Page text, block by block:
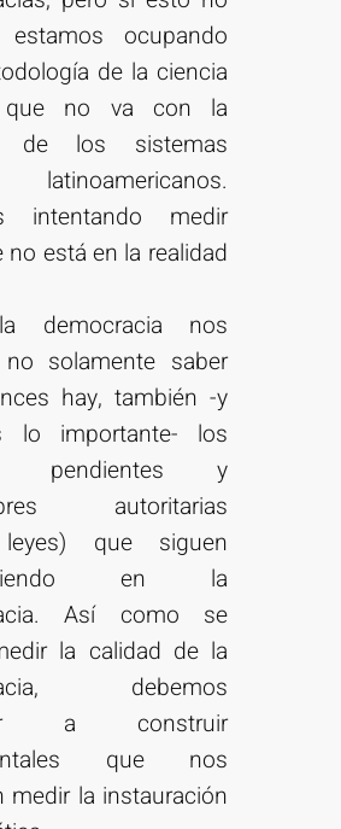
ocupando
de la ciencia
que no va con la
de los sistemas
latinoamericanos.
intentando medir
no está en la realidad
democracia nos
solamente saber
hay, también -y
lo importante- los
pendientes y
autoritarias
que siguen
en la
Así como se
la calidad de la
debemos
a construir
que nos
medir la instauración